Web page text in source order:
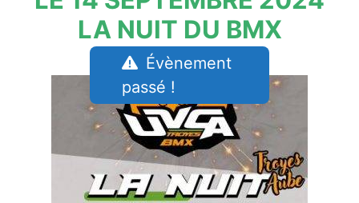
LA NUIT DU BMX
Évènement
passé !